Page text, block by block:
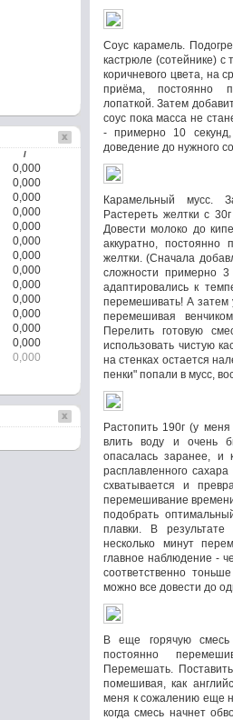
Соус карамель.
кастрюле (сотейнике) с
коричневого цвета, на
приёма, постоянно
лопаткой. Затем
соус пока масса не
- примерно 10
доведение до нужного
Карамельный мусс.
Растереть желтки с
Довести молоко до
аккуратно,
желтки. (Сначала
сложности примерно 3
адаптировались к
перемешивать! А затем
перемешивая
Перелить готовую
использовать чистую
на стенках остается
пенки" попали в мусс,
Растопить 190г (у
влить воду и очень
опасалась заранее, и
расплавленного
схватывается и
перемешивание
подобрать
плавки. В
несколько минут
главное наблюдение -
соответственно
можно все довести до
В еще горячую смесь
постоянно
Перемешать.
помешивая, как
меня к сожалению еще
когда смесь начнет
/
0,000
0,000
0,000
0,000
0,000
0,000
0,000
0,000
0,000
0,000
0,000
0,000
0,000
0,000